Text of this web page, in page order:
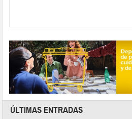
ÚLTIMAS ENTRADAS